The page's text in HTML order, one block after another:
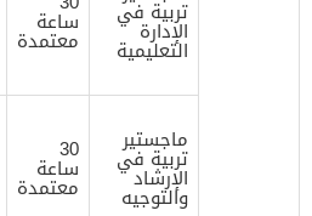
تربية في
الإدارة
التعليمية
ساعة
معتمدة
ماجستير
تربية في
الإرشاد
والتوجيه
30
ساعة
معتمدة